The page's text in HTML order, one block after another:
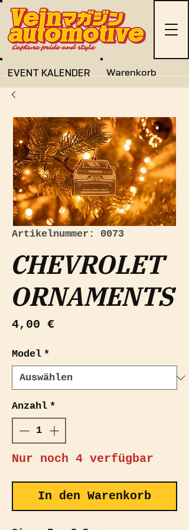
Warenkorb
EVENT KALENDER
Artikelnummer: 0073
CHEVROLET
ORNAMENTS
4,00 €Preis
Model *
Anzahl *
Nur noch 4 verfügbar
In den Warenkorb